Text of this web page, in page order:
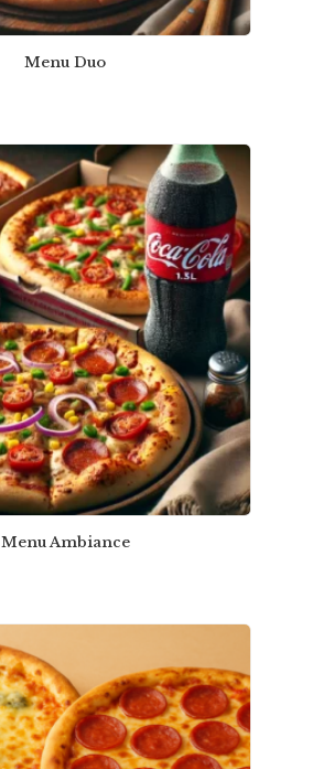
Menu Duo
Menu Ambiance